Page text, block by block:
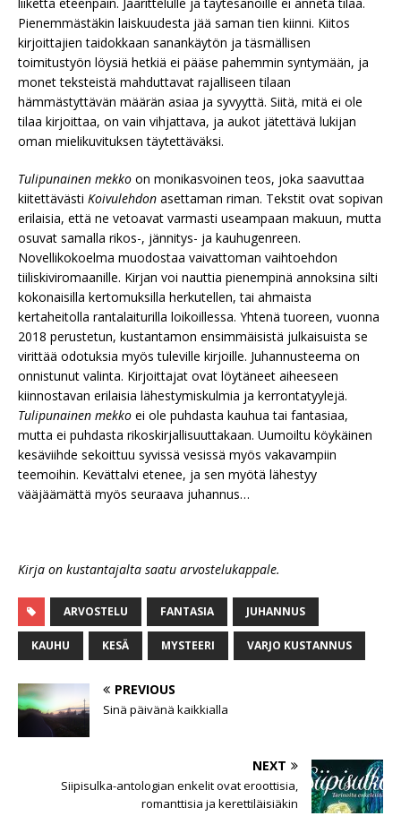
Pienemmästäkin laiskuudesta jää saman tien kiinni. Kiitos
kirjoittajien taidokkaan sanankäytön ja täsmällisen
toimitustyön löysiä hetkiä ei pääse pahemmin syntymään, ja
monet teksteistä mahduttavat rajalliseen tilaan
hämmästyttävän määrän asiaa ja syvyyttä. Siitä, mitä ei ole
tilaa kirjoittaa, on vain vihjattava, ja aukot jätettävä lukijan
oman mielikuvituksen täytettäväksi.
Tulipunainen mekko on monikasvoinen teos, joka saavuttaa
kiitettävästi Koivulehdon asettaman riman. Tekstit ovat sopivan
erilaisia, että ne vetoavat varmasti useampaan makuun, mutta
osuvat samalla rikos-, jännitys- ja kauhugenreen.
Novellikokoelma muodostaa vaivattoman vaihtoehdon
tiiliskiviromaanille. Kirjan voi nauttia pienempinä annoksina silti
kokonaisilla kertomuksilla herkutellen, tai ahmaista
kertaheitolla rantalaiturilla loikoillessa. Yhtenä tuoreen, vuonna
2018 perustetun, kustantamon ensimmäisistä julkaisuista se
virittää odotuksia myös tuleville kirjoille. Juhannusteema on
onnistunut valinta. Kirjoittajat ovat löytäneet aiheeseen
kiinnostavan erilaisia lähestymiskulmia ja kerrontatyylejä.
Tulipunainen mekko ei ole puhdasta kauhua tai fantasiaa,
mutta ei puhdasta rikoskirjallisuuttakaan. Uumoiltu köykäinen
kesäviihde sekoittuu syvissä vesissä myös vakavampiin
teemoihin. Kevättalvi etenee, ja sen myötä lähestyy
vääjäämättä myös seuraava juhannus…
Kirja on kustantajalta saatu arvostelukappale.
ARVOSTELU FANTASIA JUHANNUS
KAUHU KESÄ MYSTEERI VARJO KUSTANNUS
PREVIOUS
Sinä päivänä kaikkialla
NEXT
Siipisulka-antologian enkelit ovat eroottisia,
romanttisia ja kerettiläisiäkin